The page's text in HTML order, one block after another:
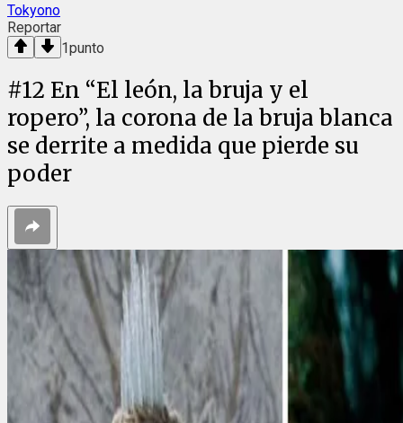
Tokyono
Reportar
1punto
#12 En “El león, la bruja y el
ropero”, la corona de la bruja blanca
se derrite a medida que pierde su
poder